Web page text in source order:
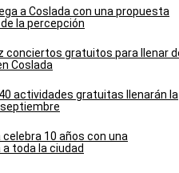
a Coslada con una propuesta
la percepción
conciertos gratuitos para llenar
Coslada
actividades gratuitas llenarán la
10 años con una
toda la ciudad